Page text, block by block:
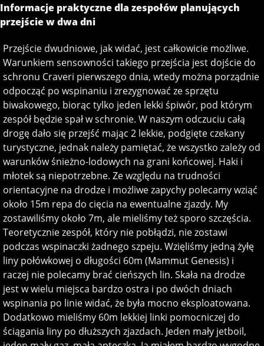
Informacje praktyczne dla zespołów planujących
przejście w dwa dni
Przejście dwudniowe, jak widać, jest całkowicie możliwe.
Warunkiem sensowności takiego przejścia jest dojście do
schronu Craveri pierwszego dnia, wtedy można porządnie
odpocząć po wspinaniu i zrezygnować ze sprzętu
biwakowego, biorąc tylko jeden lekki śpiwór, pod którym
zespół będzie spał w schronie. W naszym odczuciu całą
drogę dało się przejść mając 2 lekkie, podgięte czekany
turystyczne, jednak należy pamiętać, że wszystko zależy od
warunków śnieżno-lodowych na grani końcowej. Haki i
młotek są niepotrzebne. Ze względu na trudności
orientacyjne na drodze i możliwe zapychy polecamy wziąć
około 15m repa do cięcia na ewentualne zjazdy. My
zostawiliśmy około 7m, ale mieliśmy też sporo szczęścia.
Teoretycznie zespół, który nie pobłądzi, nie zostawi
podczas wspinaczki żadnego szpeju. Wzięliśmy jedną żyłę
liny połówkowej o długości 60m (Mammut Genesis) i
raczej nie polecamy brać cieńszych lin. Skała na drodze
jest w wielu miejsca bardzo ostra i po dwóch dniach
wspinania po linie widać, że była mocno eksploatowana.
Dodatkowo mieliśmy 60m lekkiej linki pomocniczej do
ściągania liny po dłuższych zjazdach. Jeden mały jetboil,